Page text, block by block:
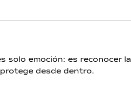
solo emoción: es reconocer la
desde dentro.